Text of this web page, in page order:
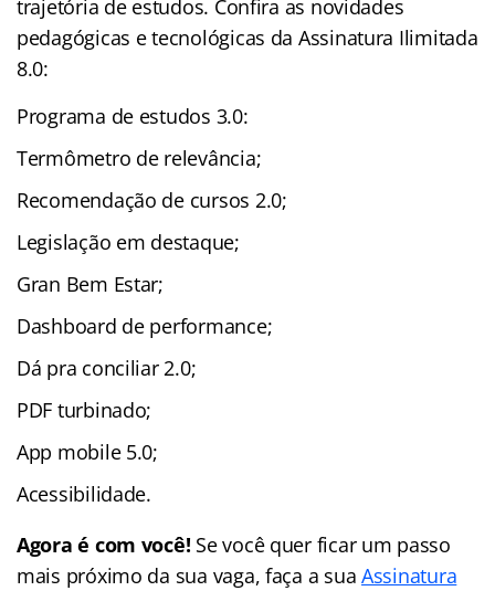
trajetória de estudos. Confira as novidades
pedagógicas e tecnológicas da Assinatura Ilimitada
8.0:
Programa de estudos 3.0:
Termômetro de relevância;
Recomendação de cursos 2.0;
Legislação em destaque;
Gran Bem Estar;
Dashboard de performance;
Dá pra conciliar 2.0;
PDF turbinado;
App mobile 5.0;
Acessibilidade.
Agora é com você! Se você quer ficar um passo
mais próximo da sua vaga, faça a suaAssinatura